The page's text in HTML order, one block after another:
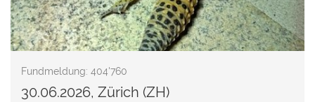
Fundmeldung: 404'760
30.06.2026, Zürich (ZH)